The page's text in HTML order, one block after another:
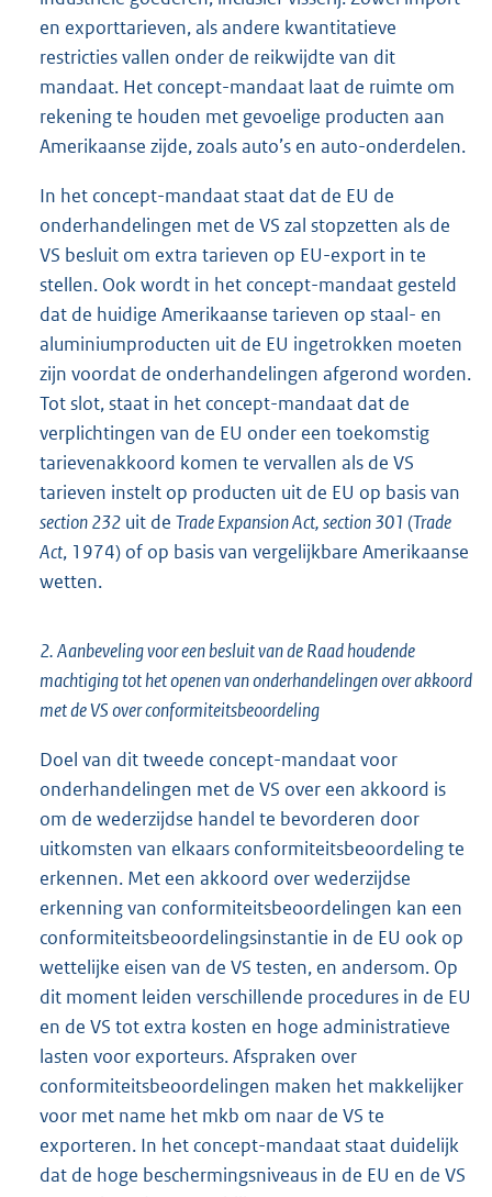
en exporttarieven, als andere kwantitatieve
restricties vallen onder de reikwijdte van dit
mandaat. Het concept-mandaat laat de ruimte om
rekening te houden met gevoelige producten aan
Amerikaanse zijde, zoals auto’s en auto-onderdelen.
In het concept-mandaat staat dat de EU de
onderhandelingen met de VS zal stopzetten als de
VS besluit om extra tarieven op EU-export in te
stellen. Ook wordt in het concept-mandaat gesteld
dat de huidige Amerikaanse tarieven op staal- en
aluminiumproducten uit de EU ingetrokken moeten
zijn voordat de onderhandelingen afgerond worden.
Tot slot, staat in het concept-mandaat dat de
verplichtingen van de EU onder een toekomstig
tarievenakkoord komen te vervallen als de VS
tarieven instelt op producten uit de EU op basis van
section 232 uit de Trade Expansion Act, section 301 (Trade
Act, 1974) of op basis van vergelijkbare Amerikaanse
wetten.
2. Aanbeveling voor een besluit van de Raad houdende
machtiging tot het openen van onderhandelingen over akkoord
met de VS over conformiteitsbeoordeling
Doel van dit tweede concept-mandaat voor
onderhandelingen met de VS over een akkoord is
om de wederzijdse handel te bevorderen door
uitkomsten van elkaars conformiteitsbeoordeling te
erkennen. Met een akkoord over wederzijdse
erkenning van conformiteitsbeoordelingen kan een
conformiteitsbeoordelingsinstantie in de EU ook op
wettelijke eisen van de VS testen, en andersom. Op
dit moment leiden verschillende procedures in de EU
en de VS tot extra kosten en hoge administratieve
lasten voor exporteurs. Afspraken over
conformiteitsbeoordelingen maken het makkelijker
voor met name het mkb om naar de VS te
exporteren. In het concept-mandaat staat duidelijk
dat de hoge beschermingsniveaus in de EU en de VS